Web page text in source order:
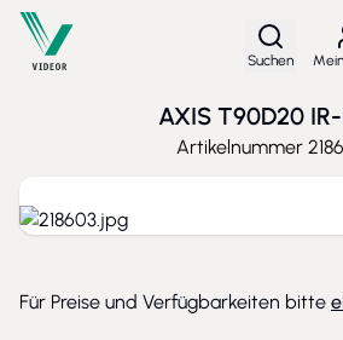
Direkt zum Inhalt
Suchen
AXIS T90D20
Artikelnummer
Für Preise und Verfügbarkeiten bitte